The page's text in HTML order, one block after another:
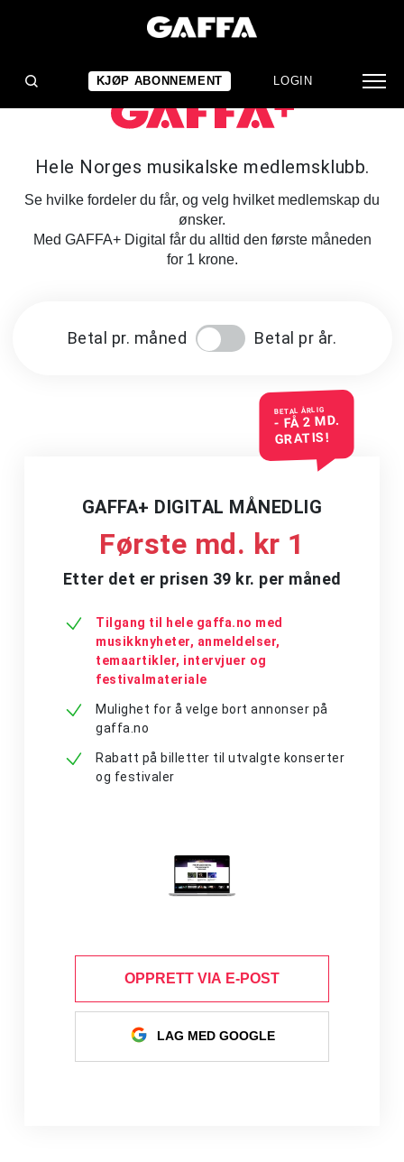
KJØP ABONNEMENT LOGIN
Hele Norges musikalske medlemsklubb.
Se hvilke fordeler du får, og velg hvilket medlemskap du
ønsker.
Med GAFFA+ Digital får du alltid den første måneden
for 1 krone.
Betal pr. måned Betal pr år.
BETAL ÅRLIG
- FÅ 2 MD.
GRATIS!
GAFFA+ DIGITAL MÅNEDLIG
Første md. kr 1
Etter det er prisen 39 kr. per måned
Tilgang til hele gaffa.no med
musikknyheter, anmeldelser,
temaartikler, intervjuer og
festivalmateriale
Mulighet for å velge bort annonser på
gaffa.no
Rabatt på billetter til utvalgte konserter
og festivaler
OPPRETT VIA E-POST
LAG MED GOOGLE